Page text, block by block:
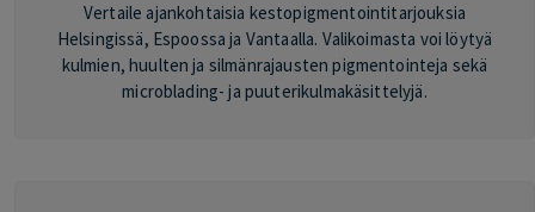
Vertaile ajankohtaisia kestopigmentointitarjouksia
Helsingissä, Espoossa ja Vantaalla. Valikoimasta voi löytyä
kulmien, huulten ja silmänrajausten pigmentointeja sekä
microblading- ja puuterikulmakäsittelyjä.